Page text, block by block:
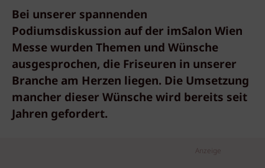
Bei unserer spannenden
Podiumsdiskussion auf der imSalon Wien
Messe wurden Themen und Wünsche
ausgesprochen, die Friseuren in unserer
Branche am Herzen liegen. Die Umsetzung
mancher dieser Wünsche wird bereits seit
Jahren gefordert.
Anzeige